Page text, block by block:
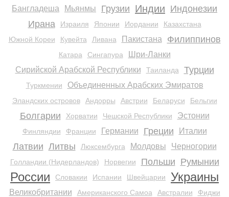
Бангладеша Мьянмы Грузии Индии Индонезии
Ирана
Израиля Японии Иордании
Казахстана
Южной Кореи
Кувейта Ливана Пакистана Филиппинов
Катара Сингапура
Шри-Ланки
Сирийской Арабской Республики
Таиланда Турции
Туркмении Объединенных Арабских Эмиратов
Эландских островов Андорры Австрии Беларуси Бельгии
Болгарии Хорватии Чешской Республики Эстонии
Финляндии Франции Германии Греции Италии
Латвии Литвы Люксембурга Молдовы Черногории
Голландии (Нидерландов) Норвегии Польши Румынии
России Словакии Испании Швейцарии Украины
Великобритании Американского Самоа Австралии
Фиджи